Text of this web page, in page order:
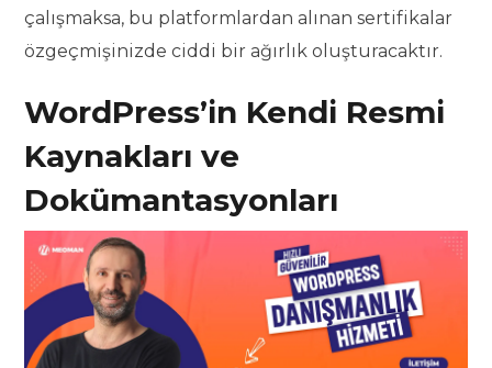
çalışmaksa, bu platformlardan alınan sertifikalar
özgeçmişinizde ciddi bir ağırlık oluşturacaktır.
WordPress’in Kendi Resmi
Kaynakları ve
Dokümantasyonları